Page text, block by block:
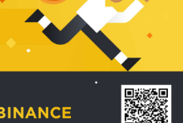
2. Các tiêu chí vàng khi lựa chọn
chăn ga gối đệm cao cấp cho phòng
ngủ
Để sở hữu một bộ chăn ga gối đệm
cao cấp hoàn hảo cả về thẩm mỹ lẫn
công năng, người tiêu dùng cần cân
nhắc kỹ lưỡng các tiêu chí quan trọng